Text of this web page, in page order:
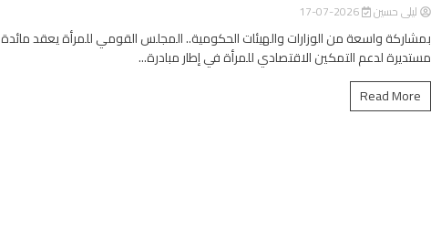
ليلى حسين 2026-07-17
بمشاركة واسعة من الوزارات والهيئات الحكومية.. المجلس القومي للمرأة يعقد مائدة
مستديرة لدعم التمكين الاقتصادي للمرأة في إطار مبادرة...
Read More